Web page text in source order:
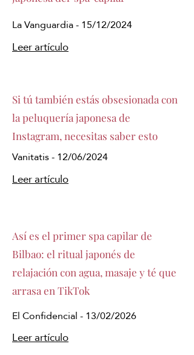
La Vanguardia - 15/12/2024
Leer artículo
Si tú también estás obsesionada con
la peluquería japonesa de
Instagram, necesitas saber esto
Vanitatis - 12/06/2024
Leer artículo
Así es el primer spa capilar de
Bilbao: el ritual japonés de
relajación con agua, masaje y té que
arrasa en TikTok
El Confidencial - 13/02/2026
Leer artículo